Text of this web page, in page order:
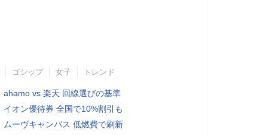
ゴシップ 女子 トレンド
ahamo vs 楽天 回線選びの基準
イオン優待券 全国で10%割引も
ムーヴキャンバス 低燃費で刷新